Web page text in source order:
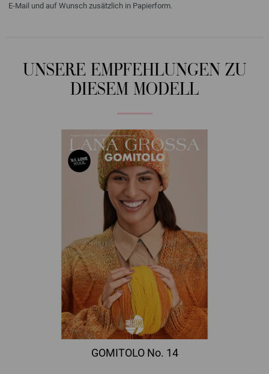
E-Mail und auf Wunsch zusätzlich in Papierform.
UNSERE EMPFEHLUNGEN ZU
DIESEM MODELL
GOMITOLO No. 14